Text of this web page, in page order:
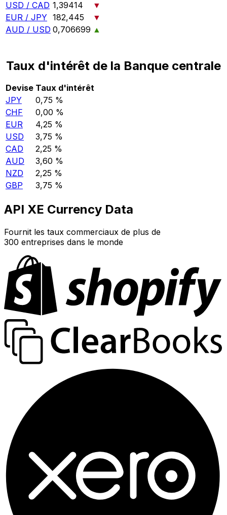
USD / CAD 1,39414
▼
EUR / JPY 182,445
▼
AUD / USD 0,706699 ▲
Taux d'intérêt de la Banque centrale
Devise Taux d'intérêt
JPY
0,75 %
CHF
0,00 %
EUR
4,25 %
USD
3,75 %
CAD
2,25 %
AUD
3,60 %
NZD
2,25 %
GBP
3,75 %
API XE Currency Data
Fournit les taux commerciaux de plus de
300 entreprises dans le monde